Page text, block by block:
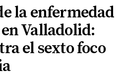
la enfermedad
Valladolid:
el sexto foco